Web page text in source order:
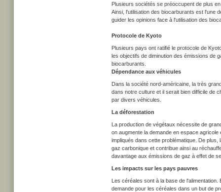
Plusieurs sociétés se préoccupent de plus
Ainsi, l'utilisation des biocarburants est l'une
guider les opinions face à l'utilisation des
Protocole de Kyoto
Plusieurs pays ont ratifié le protocole de
les objectifs de diminution des émissions de
biocarburants.
Dépendance aux véhicules
Dans la société nord-américaine, la très
dans notre culture et il serait bien difficile de
par divers véhicules.
La déforestation
La production de végétaux nécessite de
on augmente la demande en espace
impliqués dans cette problématique. De
gaz carbonique et contribue ainsi au
davantage aux émissions de gaz à effet de
Les impacts sur les pays pauvres
Les céréales sont à la base de
demande pour les céréales dans un but de